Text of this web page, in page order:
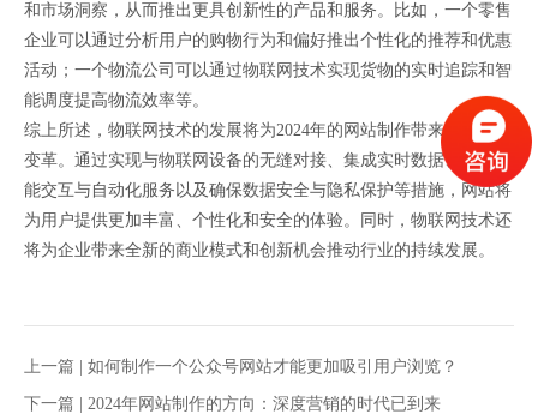
和市场洞察，从而推出更具创新性的产品和服务。比如，一个零售
企业可以通过分析用户的购物行为和偏好推出个性化的推荐和优惠
活动；一个物流公司可以通过物联网技术实现货物的实时追踪和智
能调度提高物流效率等。
综上所述，物联网技术的发展将为2024年的网站制作带来革命性的
变革。通过实现与物联网设备的无缝对接、集成实时数据、提供智
能交互与自动化服务以及确保数据安全与隐私保护等措施，网站将
为用户提供更加丰富、个性化和安全的体验。同时，物联网技术还
将为企业带来全新的商业模式和创新机会推动行业的持续发展。
上一篇 | 如何制作一个公众号网站才能更加吸引用户浏览？
下一篇 | 2024年网站制作的方向：深度营销的时代已到来